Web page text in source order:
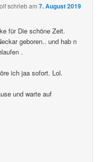
schriebam7. August 2019
für Die schöne Zeit.
geboren.. und hab n
.
ich jaa sofort. Lol.
und warte auf